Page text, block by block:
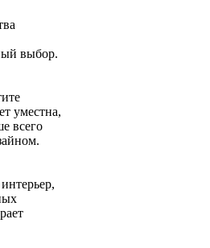
выбор.
уместна,
всего